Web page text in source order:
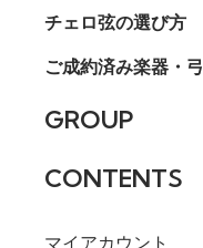
チェロ弦の選び方
ご成約済み楽器・弓
GROUP
CONTENTS
マイアカウント